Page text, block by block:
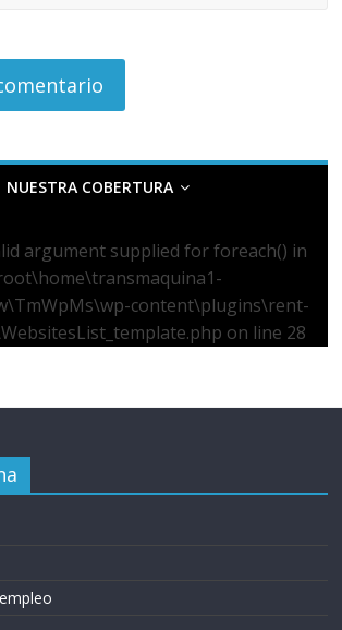
NUESTRA COBERTURA
argument supplied for foreach() in
content\plugins\rent-
on line 28